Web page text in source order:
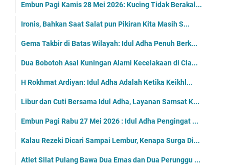
Embun Pagi Kamis 28 Mei 2026: Kucing Tidak Berakal...
Ironis, Bahkan Saat Salat pun Pikiran Kita Masih S...
Gema Takbir di Batas Wilayah: Idul Adha Penuh Berk...
Dua Bobotoh Asal Kuningan Alami Kecelakaan di Cia...
H Rokhmat Ardiyan: Idul Adha Adalah Ketika Keikhl...
Libur dan Cuti Bersama Idul Adha, Layanan Samsat K...
Embun Pagi Rabu 27 Mei 2026 : Idul Adha Pengingat ...
Kalau Rezeki Dicari Sampai Lembur, Kenapa Surga Di...
Atlet Silat Pulang Bawa Dua Emas dan Dua Perunggu ...